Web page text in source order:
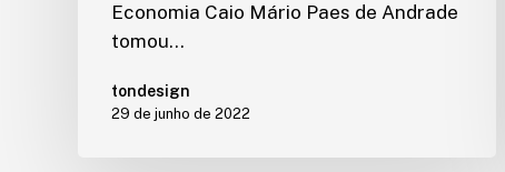
Economia Caio Mário Paes de Andrade
tomou…
tondesign
29 de junho de 2022